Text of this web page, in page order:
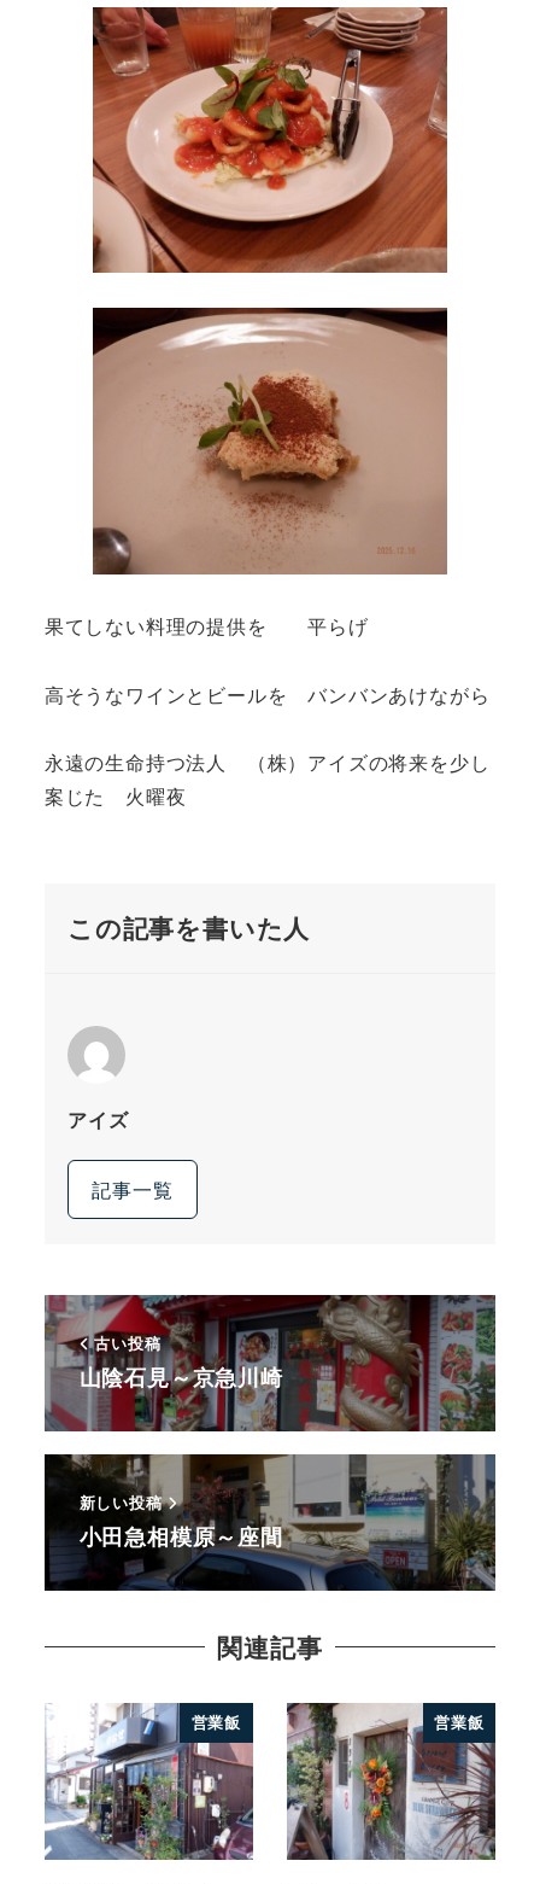
果てしない料理の提供を 平らげ
高そうなワインとビールを バンバンあけながら
永遠の生命持つ法人 （株）アイズの将来を少し
案じた 火曜夜
この記事を書いた人
アイズ
記事一覧
古い投稿
山陰石見～京急川崎
新しい投稿
小田急相模原～座間
関連記事
営業飯 営業飯